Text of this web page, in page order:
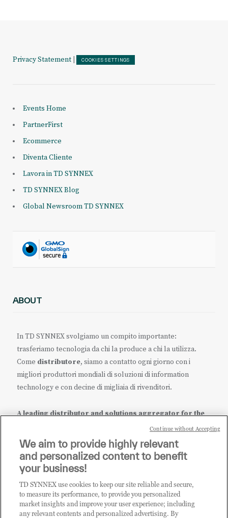
Privacy Statement COOKIES SETTINGS
Events Home
PartnerFirst
Ecommerce
Diventa Cliente
Lavora in TD SYNNEX
TD SYNNEX Blog
Global Newsroom TD SYNNEX
ABOUT
In TD SYNNEX svolgiamo un compito importante:
trasferiamo tecnologia da chi la produce a chi la utilizza.
Come distributore, siamo a contatto ogni giorno con i
migliori produttori mondiali di soluzioni di information
technology e con decine di migliaia di rivenditori.
A leading distributor and solutions aggregator for the
it.tdsynnex.com|eu.tdsynnex.com|tdsynnex.com
CATEGORIE
We aim to provide highly relevant
and personalized content to benefit
your business!
TD SYNNEX use cookies to keep our site reliable and secure,
to measure its performance, to provide you personalized
market insights and improve your user experience; including
any relevant contents and personalized advertising. By
Continue without Accepting